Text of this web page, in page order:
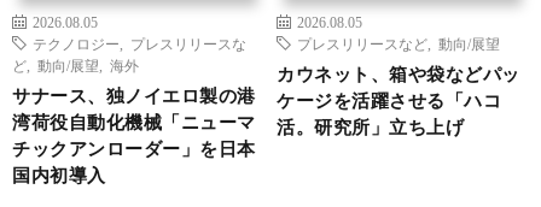
2026.08.05
テクノロジー
プレスリリースな
ど
動向/展望 海外
サナース、独ノイエロ製の港
湾荷役自動化機械「ニューマ
チックアンローダー」を日本
国内初導入
2026.08.05
プレスリリースなど
動向/展望
カウネット、箱や袋などパッ
ケージを活躍させる「ハコ
活。研究所」立ち上げ